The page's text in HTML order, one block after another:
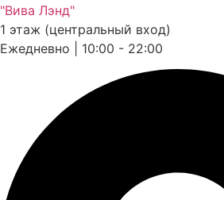
"Вива Лэнд"
1 этаж (центральный вход)
Ежедневно | 10:00 - 22:00